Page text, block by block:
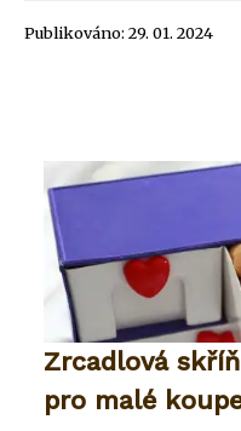
Publikováno: 29. 01. 2024
Zrcadlová
pro malé